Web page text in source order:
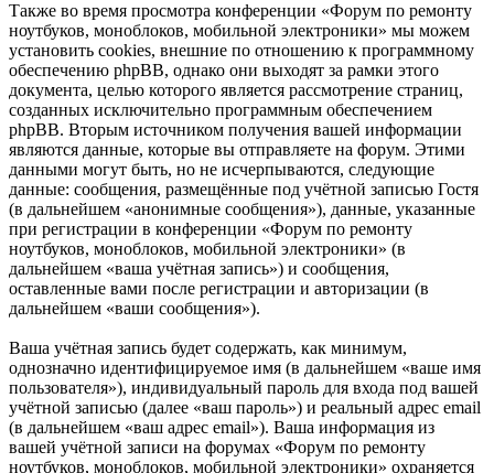
Также во время просмотра конференции «Форум по ремонту
ноутбуков, моноблоков, мобильной электроники» мы можем
установить cookies, внешние по отношению к программному
обеспечению phpBB, однако они выходят за рамки этого
документа, целью которого является рассмотрение страниц,
созданных исключительно программным обеспечением
phpBB. Вторым источником получения вашей информации
являются данные, которые вы отправляете на форум. Этими
данными могут быть, но не исчерпываются, следующие
данные: сообщения, размещённые под учётной записью Гостя
(в дальнейшем «анонимные сообщения»), данные, указанные
при регистрации в конференции «Форум по ремонту
ноутбуков, моноблоков, мобильной электроники» (в
дальнейшем «ваша учётная запись») и сообщения,
оставленные вами после регистрации и авторизации (в
дальнейшем «ваши сообщения»).
Ваша учётная запись будет содержать, как минимум,
однозначно идентифицируемое имя (в дальнейшем «ваше имя
пользователя»), индивидуальный пароль для входа под вашей
учётной записью (далее «ваш пароль») и реальный адрес email
(в дальнейшем «ваш адрес email»). Ваша информация из
вашей учётной записи на форумах «Форум по ремонту
ноутбуков, моноблоков, мобильной электроники» охраняется